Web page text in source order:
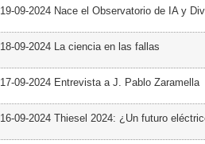
19-09-2024 Nace el Observatorio de IA y
18-09-2024 La ciencia en las fallas
17-09-2024 Entrevista a J. Pablo Zaramella
16-09-2024 Thiesel 2024: ¿Un futuro